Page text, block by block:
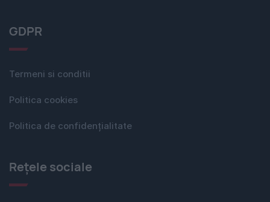
GDPR
Termeni si conditii
Politica cookies
Politica de confidențialitate
Rețele sociale